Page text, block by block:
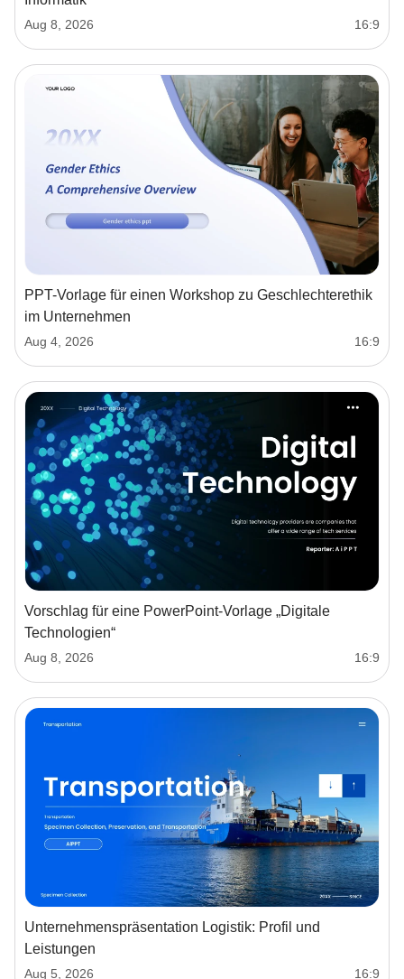
Aug 8, 2026 16:9
PPT-Vorlage für einen Workshop zu Geschlechterethik
im Unternehmen
Aug 4, 2026 16:9
Vorschlag für eine PowerPoint-Vorlage „Digitale
Technologien“
Aug 8, 2026 16:9
Unternehmenspräsentation Logistik: Profil und
Leistungen
Aug 5, 2026 16:9